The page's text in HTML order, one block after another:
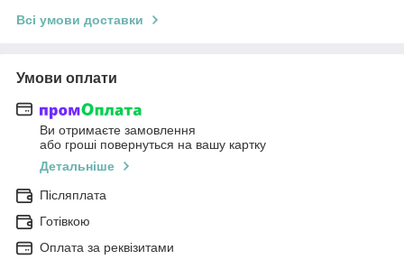
Всі умови доставки
Умови оплати
Ви отримаєте замовлення
або гроші повернуться на вашу картку
Детальніше
Післяплата
Готівкою
Оплата за реквізитами